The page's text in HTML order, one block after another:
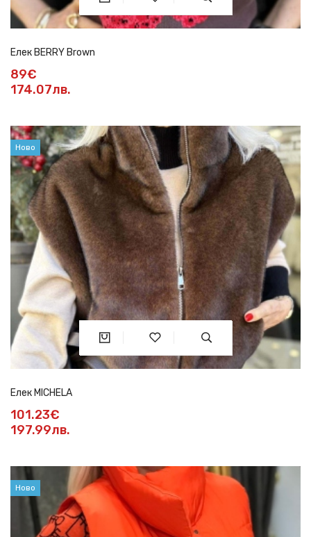
Елек BERRY Brown
89€
174.07лв.
Ново
Елек MICHELA
101.23€
197.99лв.
Ново